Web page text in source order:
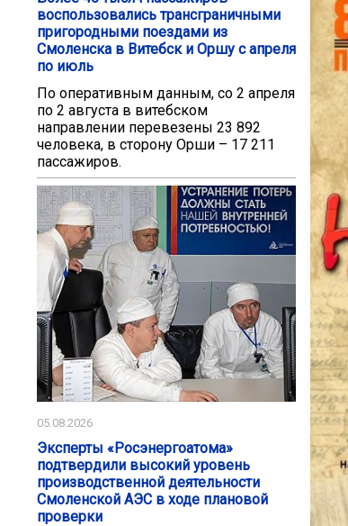
воспользовались трансграничными
пригородными поездами из
Смоленска в Витебск и Оршу с апреля
по июль
По оперативным данным, со 2 апреля
по 2 августа в витебском
направлении перевезены 23 892
человека, в сторону Орши – 17 211
пассажиров.
05.08.2026
Эксперты «Росэнергоатома»
подтвердили высокий уровень
производственной деятельности
Смоленской АЭС в ходе плановой
проверки